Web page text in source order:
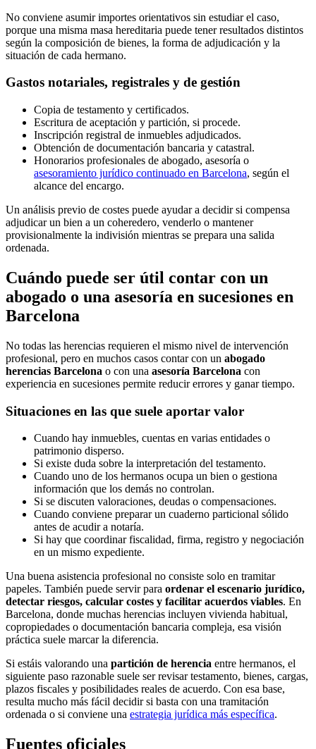
No conviene asumir importes orientativos sin estudiar el caso,
porque una misma masa hereditaria puede tener resultados distintos
según la composición de bienes, la forma de adjudicación y la
situación de cada hermano.
Gastos notariales, registrales y de gestión
Copia de testamento y certificados.
Escritura de aceptación y partición, si procede.
Inscripción registral de inmuebles adjudicados.
Obtención de documentación bancaria y catastral.
Honorarios profesionales de abogado, asesoría o
asesoramiento jurídico continuado en Barcelona, según el
alcance del encargo.
Un análisis previo de costes puede ayudar a decidir si compensa
adjudicar un bien a un coheredero, venderlo o mantener
provisionalmente la indivisión mientras se prepara una salida
ordenada.
Cuándo puede ser útil contar con un
abogado o una asesoría en sucesiones en
Barcelona
No todas las herencias requieren el mismo nivel de intervención
profesional, pero en muchos casos contar con un abogado
herencias Barcelona o con una asesoría Barcelona con
experiencia en sucesiones permite reducir errores y ganar tiempo.
Situaciones en las que suele aportar valor
Cuando hay inmuebles, cuentas en varias entidades o
patrimonio disperso.
Si existe duda sobre la interpretación del testamento.
Cuando uno de los hermanos ocupa un bien o gestiona
información que los demás no controlan.
Si se discuten valoraciones, deudas o compensaciones.
Cuando conviene preparar un cuaderno particional sólido
antes de acudir a notaría.
Si hay que coordinar fiscalidad, firma, registro y negociación
en un mismo expediente.
Una buena asistencia profesional no consiste solo en tramitar
papeles. También puede servir para ordenar el escenario jurídico,
detectar riesgos, calcular costes y facilitar acuerdos viables. En
Barcelona, donde muchas herencias incluyen vivienda habitual,
copropiedades o documentación bancaria compleja, esa visión
práctica suele marcar la diferencia.
Si estáis valorando una partición de herencia entre hermanos, el
siguiente paso razonable suele ser revisar testamento, bienes, cargas,
plazos fiscales y posibilidades reales de acuerdo. Con esa base,
resulta mucho más fácil decidir si basta con una tramitación
ordenada o si conviene una estrategia jurídica más específica.
Fuentes oficiales